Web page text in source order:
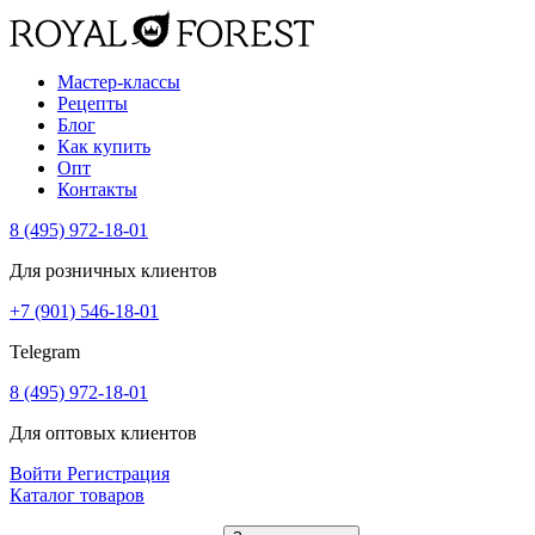
Мастер-классы
Рецепты
Блог
Как купить
Опт
Контакты
8 (495) 972-18-01
Для розничных клиентов
+7 (901) 546-18-01
Telegram
8 (495) 972-18-01
Для оптовых клиентов
Войти Регистрация
Каталог товаров